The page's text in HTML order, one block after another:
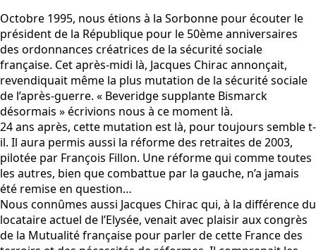
Octobre 1995, nous étions à la Sorbonne pour écouter le
président de la République pour le 50ème anniversaires
des ordonnances créatrices de la sécurité sociale
française. Cet après-midi là, Jacques Chirac annonçait,
revendiquait même la plus mutation de la sécurité sociale
de l’après-guerre. « Beveridge supplante Bismarck
désormais » écrivions nous à ce moment là.
24 ans après, cette mutation est là, pour toujours semble t-
il. Il aura permis aussi la réforme des retraites de 2003,
pilotée par François Fillon. Une réforme qui comme toutes
les autres, bien que combattue par la gauche, n’a jamais
été remise en question…
Nous connûmes aussi Jacques Chirac qui, à la différence du
locataire actuel de l’Elysée, venait avec plaisir aux congrès
de la Mutualité française pour parler de cette France des